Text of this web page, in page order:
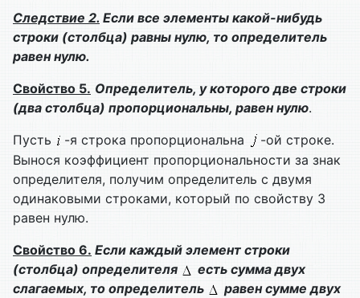
Следствие 2. Если все элементы какой-нибудь
строки (столбца) равны нулю, то определитель
равен нулю.
Свойство 5. Определитель, у которого две строки
(два столбца) пропорциональны, равен нулю.
Пусть
-я строка пропорциональна
-ой строке.
Вынося коэффициент пропорциональности за знак
определителя, получим определитель с двумя
одинаковыми строками, который по свойству 3
равен нулю.
Свойство 6. Если каждый элемент строки
(столбца) определителя
есть сумма двух
слагаемых, то определитель
равен сумме двух